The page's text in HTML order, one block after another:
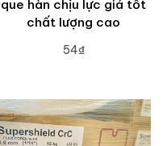
que hàn chịu lực giá tốt
chất lượng cao
54₫